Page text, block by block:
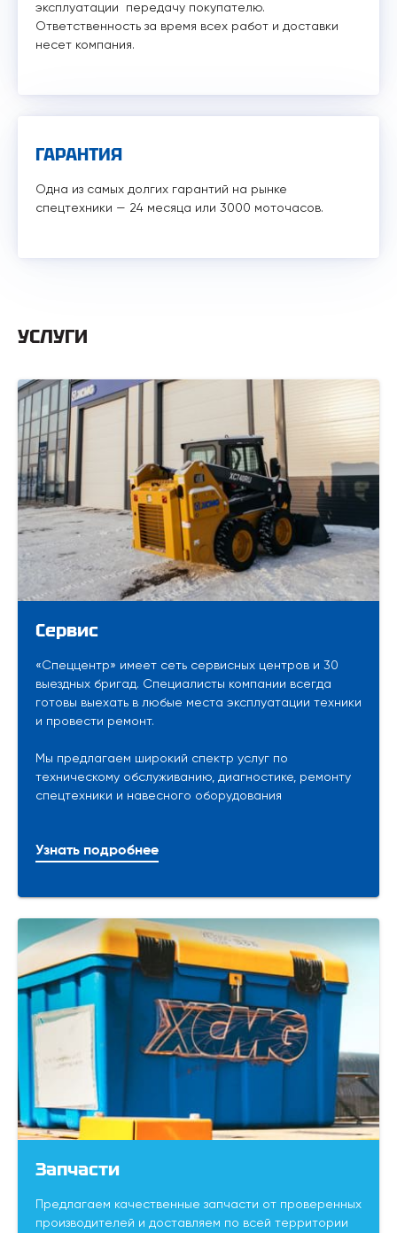
эксплуатации передачу покупателю.
Ответственность за время всех работ и доставки
несет компания.
ГАРАНТИЯ
Одна из самых долгих гарантий на рынке
спецтехники — 24 месяца или 3000 моточасов.
УСЛУГИ
Сервис
«Спеццентр» имеет сеть сервисных центров и 30
выездных бригад. Специалисты компании всегда
готовы выехать в любые места эксплуатации техники
и провести ремонт.
Мы предлагаем широкий спектр услуг по
техническому обслуживанию, диагностике, ремонту
спецтехники и навесного оборудования
Узнать подробнее
Запчасти
Предлагаем качественные запчасти от проверенных
производителей и доставляем по всей территории